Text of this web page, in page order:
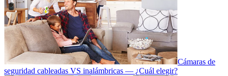
Cámaras de
seguridad cableadas VS inalámbricas — ¿Cuál elegir?